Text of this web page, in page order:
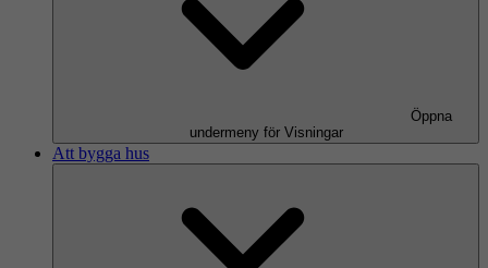
Öppna
undermeny för Visningar
Att bygga hus